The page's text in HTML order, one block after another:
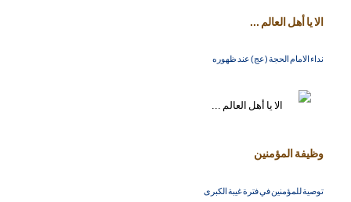
الا يا أهل العالم ...
نداء الامام الحجة (عج) عند ظهوره
وظيفة المؤمنين
توصية للمؤمنين في فترة غيبة الكبرى